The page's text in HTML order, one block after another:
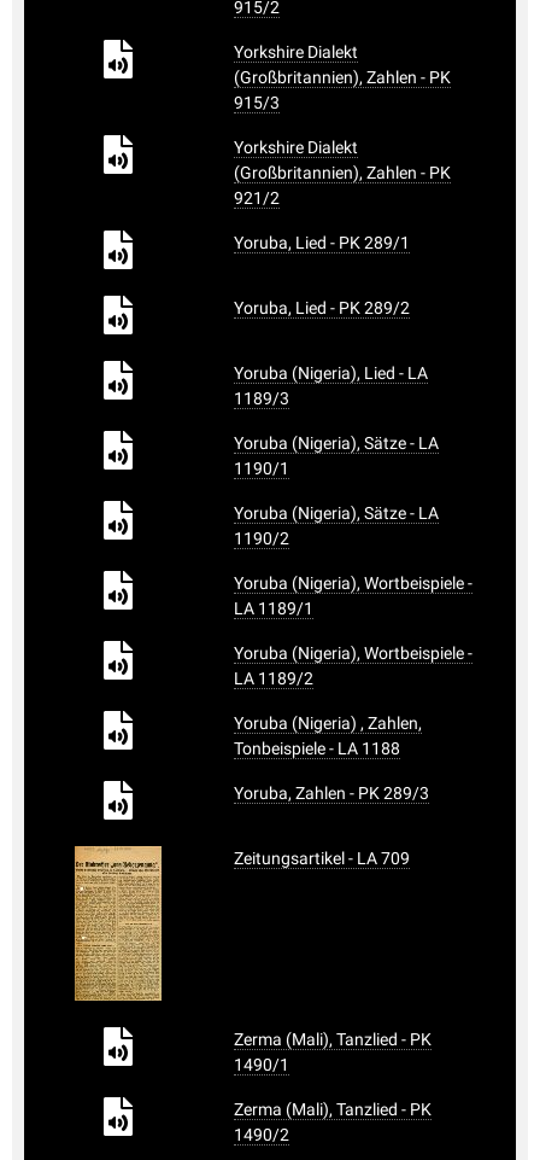
915/2
Yorkshire Dialekt
(Großbritannien), Zahlen - PK
915/3
Yorkshire Dialekt
(Großbritannien), Zahlen - PK
921/2
Yoruba, Lied - PK 289/1
Yoruba, Lied - PK 289/2
Yoruba (Nigeria), Lied - LA
1189/3
Yoruba (Nigeria), Sätze - LA
1190/1
Yoruba (Nigeria), Sätze - LA
1190/2
Yoruba (Nigeria), Wortbeispiele -
LA 1189/1
Yoruba (Nigeria), Wortbeispiele -
LA 1189/2
Yoruba (Nigeria) , Zahlen,
Tonbeispiele - LA 1188
Yoruba, Zahlen - PK 289/3
Zeitungsartikel - LA 709
Zerma (Mali), Tanzlied - PK
1490/1
Zerma (Mali), Tanzlied - PK
1490/2